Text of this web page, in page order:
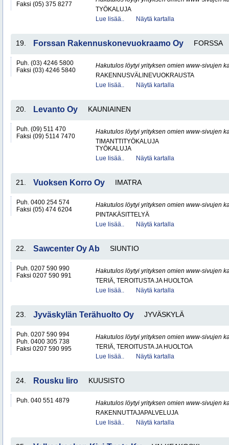
Faksi (05) 375 8277
TYÖKALUJA
Lue lisää..
Näytä kartalla
19. Forssan Rakennuskonevuokraamo Oy FORSSA
Puh. (03) 4246 5800
Faksi (03) 4246 5840
Hakutulos löytyi yrityksen omien www-sivujen
RAKENNUSVÄLINEVUOKRAUSTA
Lue lisää..
Näytä kartalla
20. Levanto Oy KAUNIAINEN
Puh. (09) 511 470
Faksi (09) 5114 7470
Hakutulos löytyi yrityksen omien www-sivujen
TIMANTTITYÖKALUJA
TYÖKALUJA
Lue lisää..
Näytä kartalla
21. Vuoksen Korro Oy IMATRA
Puh. 0400 254 574
Faksi (05) 474 6204
Hakutulos löytyi yrityksen omien www-sivujen
PINTAKÄSITTELYÄ
Lue lisää..
Näytä kartalla
22. Sawcenter Oy Ab SIUNTIO
Puh. 0207 590 990
Faksi 0207 590 991
Hakutulos löytyi yrityksen omien www-sivujen
TERIÄ, TEROITUSTA JA HUOLTOA
Lue lisää..
Näytä kartalla
23. Jyväskylän Terähuolto Oy JYVÄSKYLÄ
Puh. 0207 590 994
Puh. 0400 305 738
Faksi 0207 590 995
Hakutulos löytyi yrityksen omien www-sivujen
TERIÄ, TEROITUSTA JA HUOLTOA
Lue lisää..
Näytä kartalla
24. Rousku Iiro KUUSISTO
Puh. 040 551 4879
Hakutulos löytyi yrityksen omien www-sivujen
RAKENNUTTAJAPALVELUJA
Lue lisää..
Näytä kartalla